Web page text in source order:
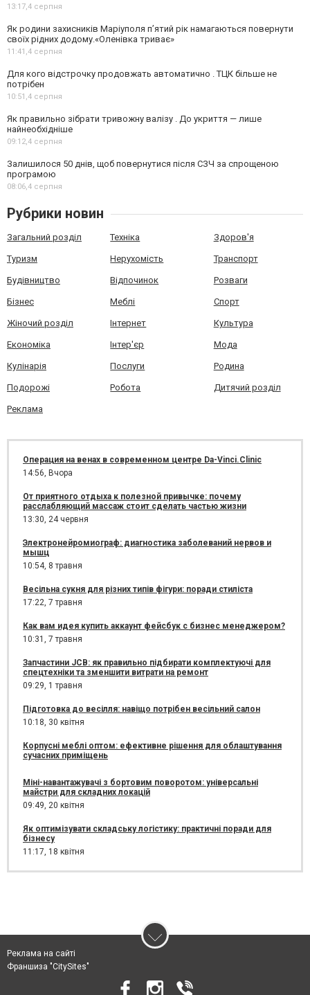
13:17,4 серпня
Як родини захисників Маріуполя пʼятий рік намагаються повернути
своїх рідних додому.«Оленівка триває»
11:41,4 серпня
Для кого відстрочку продовжать автоматично . ТЦК більше не
потрібен
10:51,4 серпня
Як правильно зібрати тривожну валізу . До укриття — лише
найнеобхідніше
09:12,4 серпня
Залишилося 50 днів, щоб повернутися після СЗЧ за спрощеною
програмою
08:06,4 серпня
Рубрики новин
Загальний розділ Техніка Здоров'я
Туризм Нерухомість Транспорт
Будівництво Відпочинок Розваги
Бізнес Меблі Спорт
Жіночий розділ Інтернет Культура
Економіка Інтер'єр Мода
Кулінарія Послуги Родина
Подорожі Робота Дитячий розділ
Реклама
Операция на венах в современном центре Da-Vinci.Clinic
14:56, Вчора
От приятного отдыха к полезной привычке: почему
расслабляющий массаж стоит сделать частью жизни
13:30, 24 червня
Электронейромиограф: диагностика заболеваний нервов и
мышц
10:54, 8 травня
Весільна сукня для різних типів фігури: поради стиліста
17:22, 7 травня
Как вам идея купить аккаунт фейсбук с бизнес менеджером?
10:31, 7 травня
Запчастини JCB: як правильно підбирати комплектуючі для
спецтехніки та зменшити витрати на ремонт
09:29, 1 травня
Підготовка до весілля: навіщо потрібен весільний салон
10:18, 30 квітня
Корпусні меблі оптом: ефективне рішення для облаштування
сучасних приміщень
Міні-навантажувачі з бортовим поворотом: універсальні
майстри для складних локацій
09:49, 20 квітня
Як оптимізувати складську логістику: практичні поради для
бізнесу
11:17, 18 квітня
Реклама на сайті
Франшиза "CitySites"